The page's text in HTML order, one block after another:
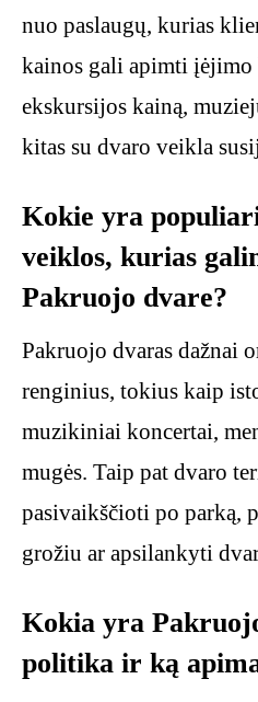
nuo paslaugų, kurias
kainos gali apimti
ekskursijos kainą,
kitas su dvaro veikla
Kokie yra
veiklos, kurias
Pakruojo dvare?
Pakruojo dvaras dažnai
renginius, tokius kaip
muzikiniai koncertai,
mugės. Taip pat dvaro
pasivaikščioti po parką,
grožiu ar apsilankyti
Kokia yra
politika ir ką